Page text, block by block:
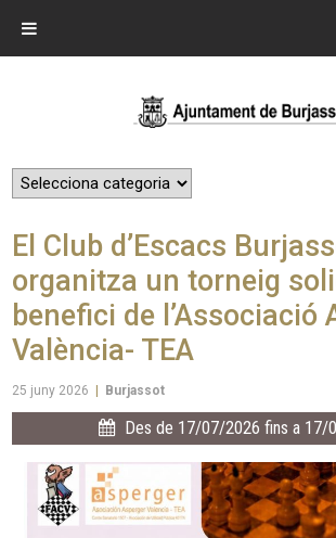
El Club d’Escacs
organitza un torneig
benefici de l’Associació
València- TEA
25 juny 2026 Burjassot
Des de 17/07/2026 fins a 17/